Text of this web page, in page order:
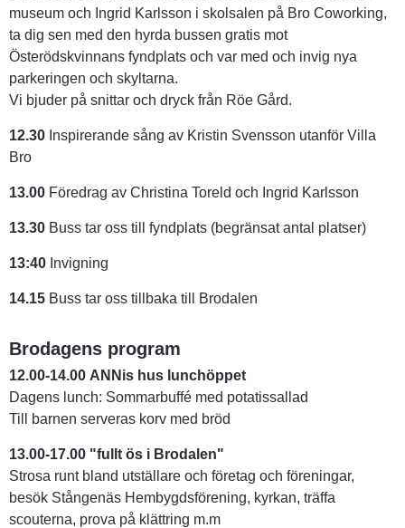
museum och Ingrid Karlsson i skolsalen på Bro Coworking,
ta dig sen med den hyrda bussen gratis mot
Österödskvinnans fyndplats och var med och invig nya
parkeringen och skyltarna.
Vi bjuder på snittar och dryck från Röe Gård.
12.30 Inspirerande sång av Kristin Svensson utanför Villa
Bro
13.00 Föredrag av Christina Toreld och Ingrid Karlsson
13.30 Buss tar oss till fyndplats (begränsat antal platser)
13:40 Invigning
14.15 Buss tar oss tillbaka till Brodalen
Brodagens program
12.00-14.00 ANNis hus lunchöppet
Dagens lunch: Sommarbuffé med potatissallad
Till barnen serveras korv med bröd
13.00-17.00 "fullt ös i Brodalen"
Strosa runt bland utställare och företag och föreningar,
besök Stångenäs Hembygdsförening, kyrkan, träffa
scouterna, prova på klättring m.m